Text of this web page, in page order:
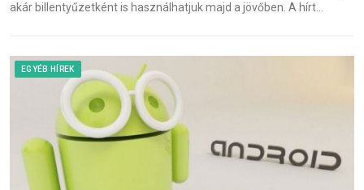
akár billentyűzetként is használhatjuk majd a jövőben. A hírt…
EGYÉB HÍREK